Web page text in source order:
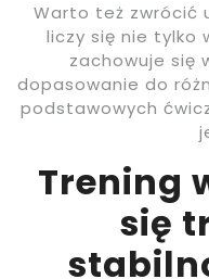
Warto też zwrócić
liczy się nie tylko
zachowuje się
dopasowanie do
podstawowych
Trening
się